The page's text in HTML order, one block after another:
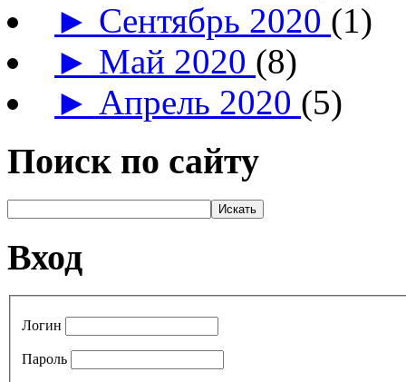
► Сентябрь 2020 (1)
► Май 2020 (8)
► Апрель 2020 (5)
Поиск по сайту
Вход
Логин
Пароль